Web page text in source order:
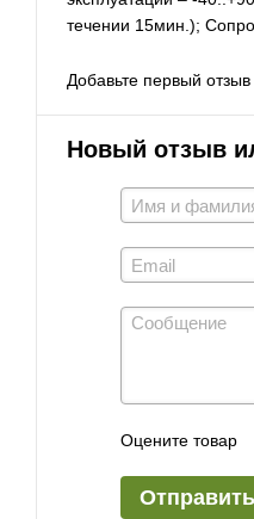
течении 15мин.);
Добавьте первый отзыв
Новый отзыв
Оцените товар
Отправить